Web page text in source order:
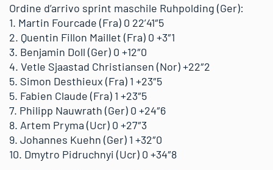
Ordine d’arrivo sprint maschile Ruhpolding (Ger):
1. Martin Fourcade (Fra) 0 22’41″5
2. Quentin Fillon Maillet (Fra) 0 +3″1
3. Benjamin Doll (Ger) 0 +12″0
4. Vetle Sjaastad Christiansen (Nor) +22″2
5. Simon Desthieux (Fra) 1 +23″5
5. Fabien Claude (Fra) 1 +23″5
7. Philipp Nauwrath (Ger) 0 +24″6
8. Artem Pryma (Ucr) 0 +27″3
9. Johannes Kuehn (Ger) 1 +32″0
10. Dmytro Pidruchnyi (Ucr) 0 +34″8